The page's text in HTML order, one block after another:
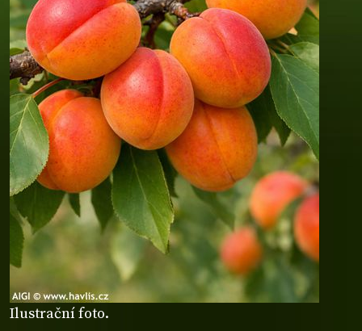
Ilustrační foto.